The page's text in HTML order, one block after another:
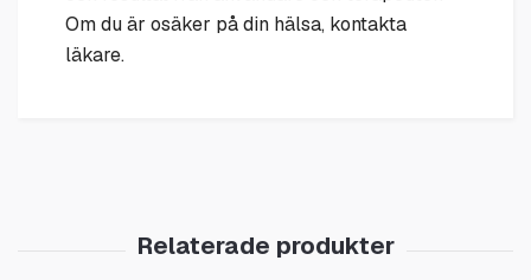
Om du är osäker på din hälsa, kontakta
läkare.